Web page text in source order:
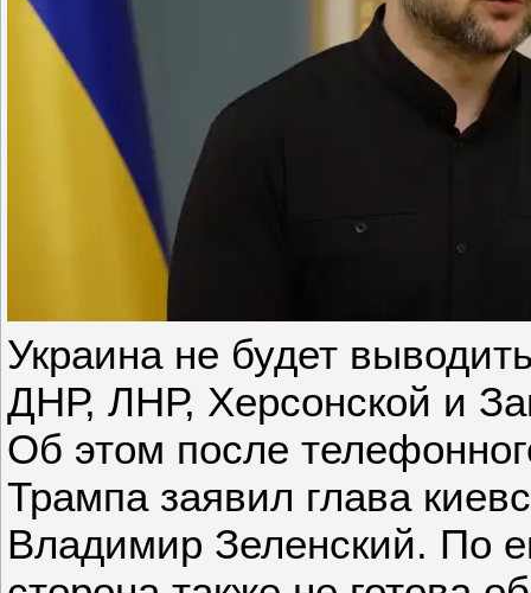
Украина не будет
ДНР, ЛНР, Херсонской и
Об этом после
Трампа заявил глава
Владимир Зеленский. По